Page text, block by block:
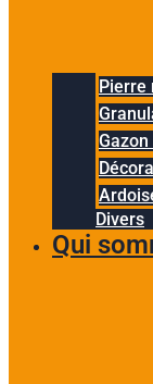
Pierre
Divers
Qui